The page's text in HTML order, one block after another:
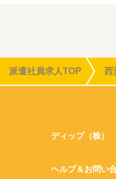
派遣社員求人TOP
ディップ（株）
ヘルプ＆お問い